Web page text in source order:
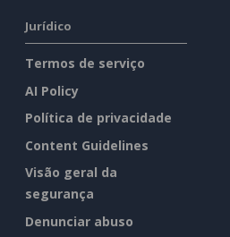
Jurídico
Termos de serviço
AI Policy
Política de privacidade
Content Guidelines
Visão geral da
segurança
Denunciar abuso